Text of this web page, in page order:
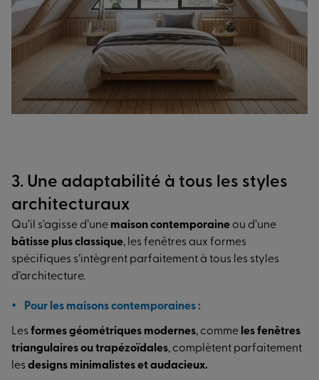
3. Une adaptabilité à tous les styles
architecturaux
Qu’il s’agisse d’une maison contemporaine ou d’une
bâtisse plus classique, les fenêtres aux formes
spécifiques s’intègrent parfaitement à tous les styles
d’architecture.
Pour les maisons contemporaines :
Les formes géométriques modernes, comme les fenêtres
triangulaires ou trapézoïdales, complètent parfaitement
les designs minimalistes et audacieux.